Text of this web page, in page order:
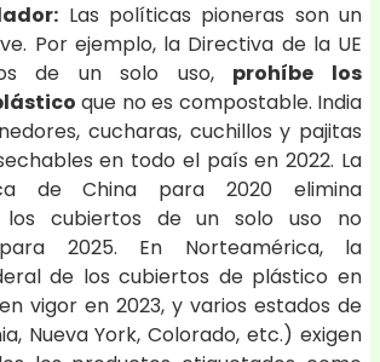
Las políticas pioneras son un
Por ejemplo, la Directiva de la UE
de un solo uso, prohíbe los
que no es compostable. India
cucharas, cuchillos y pajitas
en todo el país en 2022. La
de China para 2020 elimina
los cubiertos de un solo uso no
2025. En Norteamérica, la
de los cubiertos de plástico en
vigor en 2023, y varios estados de
Nueva York, Colorado, etc.) exigen